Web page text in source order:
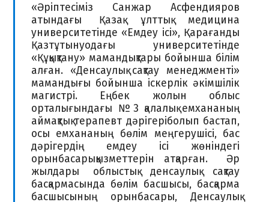
«Әріптесіміз Санжар Асфендияров
атындағы Қазақ ұлттық медицина
университетінде «Емдеу ісі», Қарағанды
Қазтұтынуодағы университетінде
«Құқықтану» мамандықтары бойынша білім
алған. «Денсаулық сақтау менеджменті»
мамандығы бойынша іскерлік әкімшілік
магистрі. Еңбек жолын облыс
орталығындағы №3 қалалық емхананың
аймақтық терапевт дәрігеріболып бастап,
осы емхананың бөлім меңгерушісі, бас
дәрігердің емдеу ісі жөніндегі
орынбасарықызметтерін атқарған. Әр
жылдары облыстық денсаулық сақтау
басқармасында бөлім басшысы, басқарма
басшысының орынбасары, Денсаулық